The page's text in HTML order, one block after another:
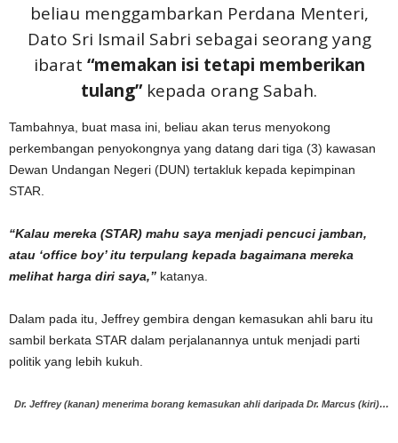
beliau menggambarkan Perdana Menteri,
Dato Sri Ismail Sabri sebagai seorang yang
ibarat “memakan isi tetapi memberikan
tulang”kepada orang Sabah.
Tambahnya, buat masa ini, beliau akan terus menyokong
perkembangan penyokongnya yang datang dari tiga (3) kawasan
Dewan Undangan Negeri (DUN) tertakluk kepada kepimpinan
STAR.
“Kalau mereka (STAR) mahu saya menjadi pencuci jamban,
atau ‘office boy’ itu terpulang kepada bagaimana mereka
melihat harga diri saya,” katanya.
Dalam pada itu, Jeffrey gembira dengan kemasukan ahli baru itu
sambil berkata STAR dalam perjalanannya untuk menjadi parti
politik yang lebih kukuh.
Dr. Jeffrey (kanan) menerima borang kemasukan ahli daripada Dr. Marcus (kiri)…